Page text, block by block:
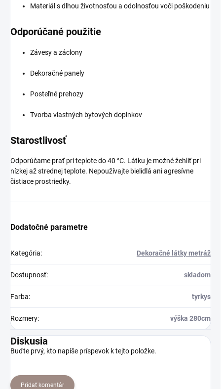
Materiál s dlhou životnosťou a odolnosťou voči poškodeniu
Odporúčané použitie
Závesy a záclony
Dekoračné panely
Posteľné prehozy
Tvorba vlastných bytových doplnkov
Starostlivosť
Odporúčame prať pri teplote do 40 °C. Látku je možné žehliť pri
nízkej až strednej teplote. Nepoužívajte bielidlá ani agresívne
čistiace prostriedky.
Dodatočné parametre
Kategória: Dekoračné látky metráž
Dostupnosť: skladom
Farba: tyrkys
Rozmery: výška 280cm
Diskusia
Buďte prvý, kto napíše príspevok k tejto položke.
Pridať komentár